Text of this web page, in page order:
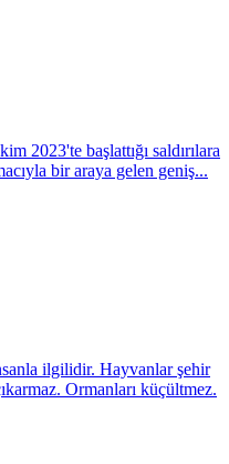
2023'te başlattığı saldırılara
bir araya gelen geniş...
ilgilidir. Hayvanlar şehir
Ormanları küçültmez.